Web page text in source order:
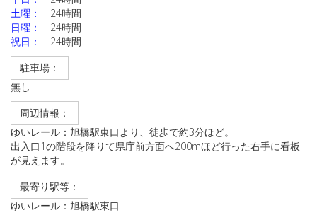
土曜：
24時間
日曜：
24時間
祝日：
24時間
駐車場：
無し
周辺情報：
ゆいレール：旭橋駅東口より、徒歩で約3分ほど。
出入口1の階段を降りて県庁前方面へ200mほど行った右手に看板
が見えます。
最寄り駅等：
ゆいレール：旭橋駅東口